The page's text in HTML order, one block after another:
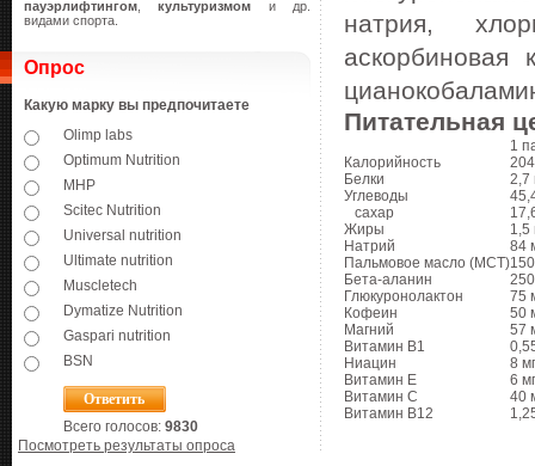
пауэрлифтингом ,культуризмом и др.
видами спорта.
Опрос
Какую марку вы предпочитаете
Olimp labs
Optimum Nutrition
MHP
Scitec Nutrition
Universal nutrition
Ultimate nutrition
Muscletech
Dymatize Nutrition
Gaspari nutrition
BSN
Всего голосов: 9830
Посмотреть результаты опроса
натрия,
аскорбиновая
Питательная
1
Калорийность
Белки
2,7
Углеводы
сахар
Жиры
1,5
Натрий
84
Пальмовое масло (MCT)
Бета-аланин
Глюкуронолактон
75
Кофеин
50
Магний
57
Витамин B1
Ниацин
8 мг
Витамин E
6 мг
Витамин C
40
Витамин B12